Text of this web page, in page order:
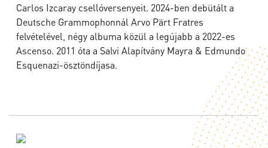
Carlos Izcaray csellóversenyeit. 2024-ben debütált a
Deutsche Grammophonnál Arvo Pärt Fratres
felvételével, négy albuma közül a legújabb a 2022-es
Ascenso. 2011 óta a Salvi Alapítvány Mayra & Edmundo
Esquenazi-ösztöndíjasa.